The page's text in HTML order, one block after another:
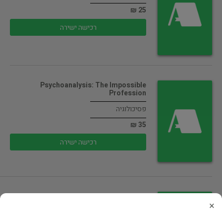
25 ₪
רכישה ישירה
Psychoanalysis: The Impossible
Profession
פסיכולוגיה
35 ₪
רכישה ישירה
In Watermelon Sugar
×